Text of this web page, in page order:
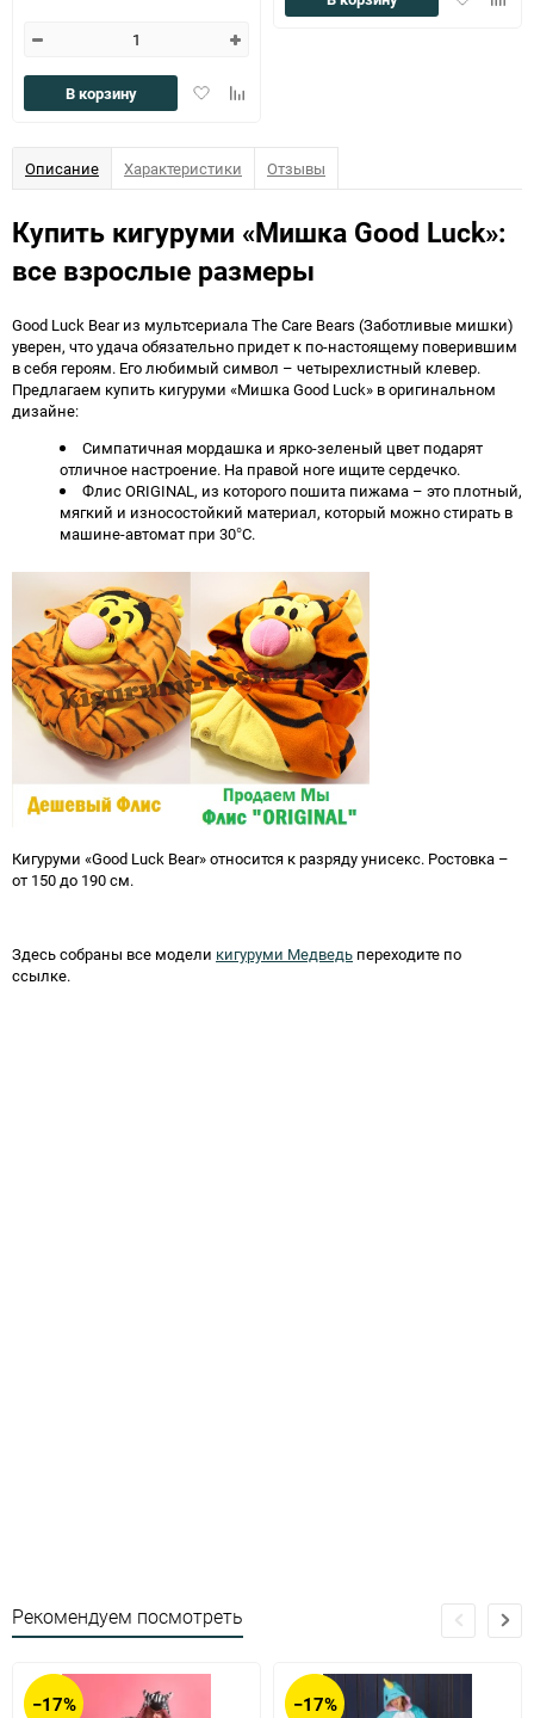
ДобавитьДобавить
В корзину
Описание Характеристики Отзывы
Купить кигуруми «Мишка Good Luck»:
все взрослые размеры
Good Luck Bear из мультсериала The Care Bears (Заботливые мишки)
уверен, что удача обязательно придет к по-настоящему поверившим
в себя героям. Его любимый символ – четырехлистный клевер.
Предлагаем купить кигуруми «Мишка Good Luck» в оригинальном
дизайне:
Симпатичная мордашка и ярко-зеленый цвет подарят
отличное настроение. На правой ноге ищите сердечко.
Флис ORIGINAL, из которого пошита пижама – это плотный,
мягкий и износостойкий материал, который можно стирать в
машине-автомат при 30°С.
Кигуруми «Good Luck Bear» относится к разряду унисекс. Ростовка –
от 150 до 190 см.
Здесь собраны все модели кигуруми Медведь переходите по
ссылке.
Рекомендуем посмотреть
−17% −17%